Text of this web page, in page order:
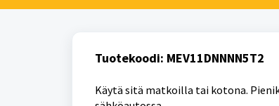
Tuotekoodi: MEV11DNNNN5T2
Käytä sitä matkoilla tai kotona.